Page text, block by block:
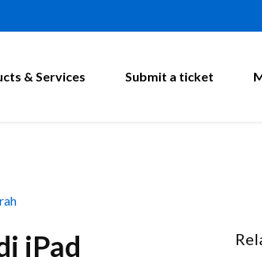
& Services Submit a ticket
iPad